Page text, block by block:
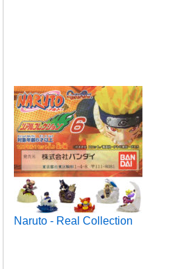
Naruto - Real Collection